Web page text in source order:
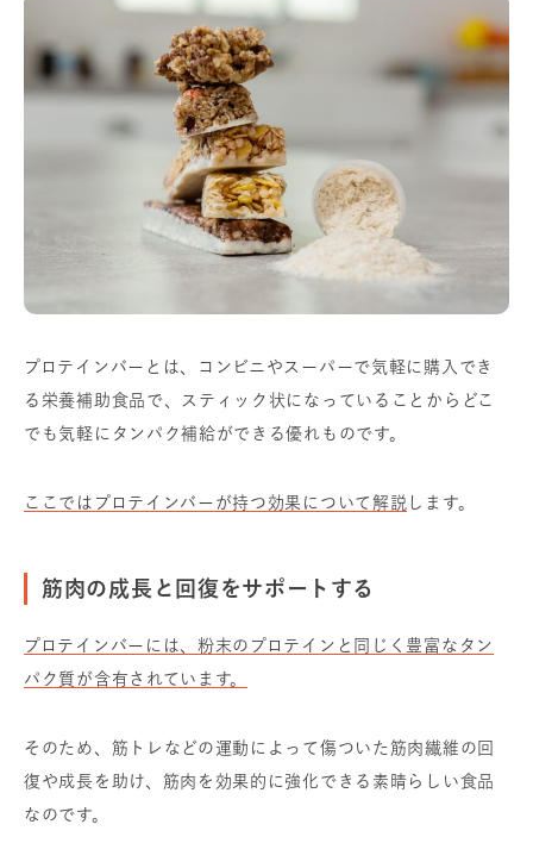
プロテインバーとは、コンビニやスーパーで気軽に購入でき
る栄養補助食品で、スティック状になっていることからどこ
でも気軽にタンパク補給ができる優れものです。
ここではプロテインバーが持つ効果について解説 します。
筋肉の成長と回復をサポートする
プロテインバーには、粉末のプロテインと同じく豊富なタン
パク質が含有されています。
そのため、筋トレなどの運動によって傷ついた筋肉繊維の回
復や成長を助け、筋肉を効果的に強化できる素晴らしい食品
なのです。